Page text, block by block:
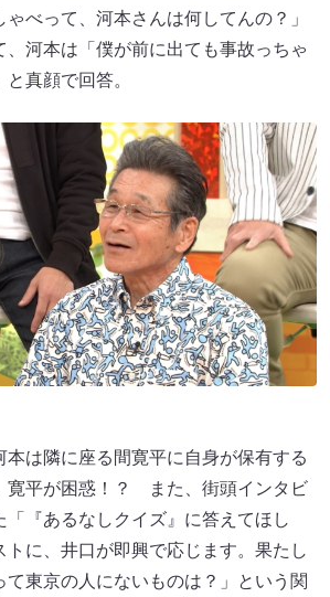
ゃべって、河本さんは何してんの？」
、河本は「僕が前に出ても事故っちゃ
真顔で回答。
本は隣に座る間寛平に自身が保有する
寛平が困惑！？ また、街頭インタビ
「『あるなしクイズ』に答えてほし
トに、井口が即興で応じます。果たし
て東京の人にないものは？」という関